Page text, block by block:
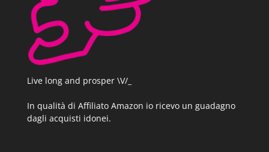
Live long and prosper \V/_
In qualità di Affiliato Amazon io ricevo un guadagno
dagli acquisti idonei.